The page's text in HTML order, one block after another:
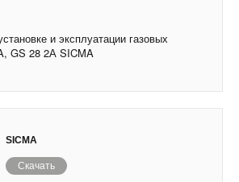
и эксплуатации газовых
GS 28 2А SICMA
SICMA
Скачать